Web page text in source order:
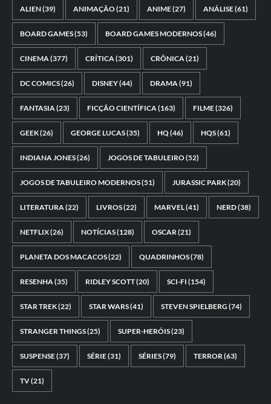
ALIEN(39) ANIMAÇÃO(21) ANIME(27) ANÁLISE(61)
BOARD GAMES(53) BOARD GAMES MODERNOS(46)
CINEMA(377) CRÍTICA(301) CRÔNICA(21)
DC COMICS(26) DISNEY(44) DRAMA(91)
FANTASIA(23) FICÇÃO CIENTÍFICA(163) FILME(326)
GEEK(26) GEORGE LUCAS(35) HQ(46) HQS(61)
INDIANA JONES(26) JOGOS DE TABULEIRO(52)
JOGOS DE TABULEIRO MODERNOS(51) JURASSIC PARK(20)
LITERATURA(22) LIVROS(22) MARVEL(41) NERD(38)
NETFLIX(26) NOTÍCIAS(128) OSCAR(21)
PLANETA DOS MACACOS(22) QUADRINHOS(78)
RESENHA(35) RIDLEY SCOTT(20) SCI-FI (154)
STAR TREK(22) STAR WARS(41) STEVEN SPIELBERG (74)
STRANGER THINGS(25) SUPER-HERÓIS(23)
SUSPENSE(37) SÉRIE(31) SÉRIES(79) TERROR(63)
TV(21)